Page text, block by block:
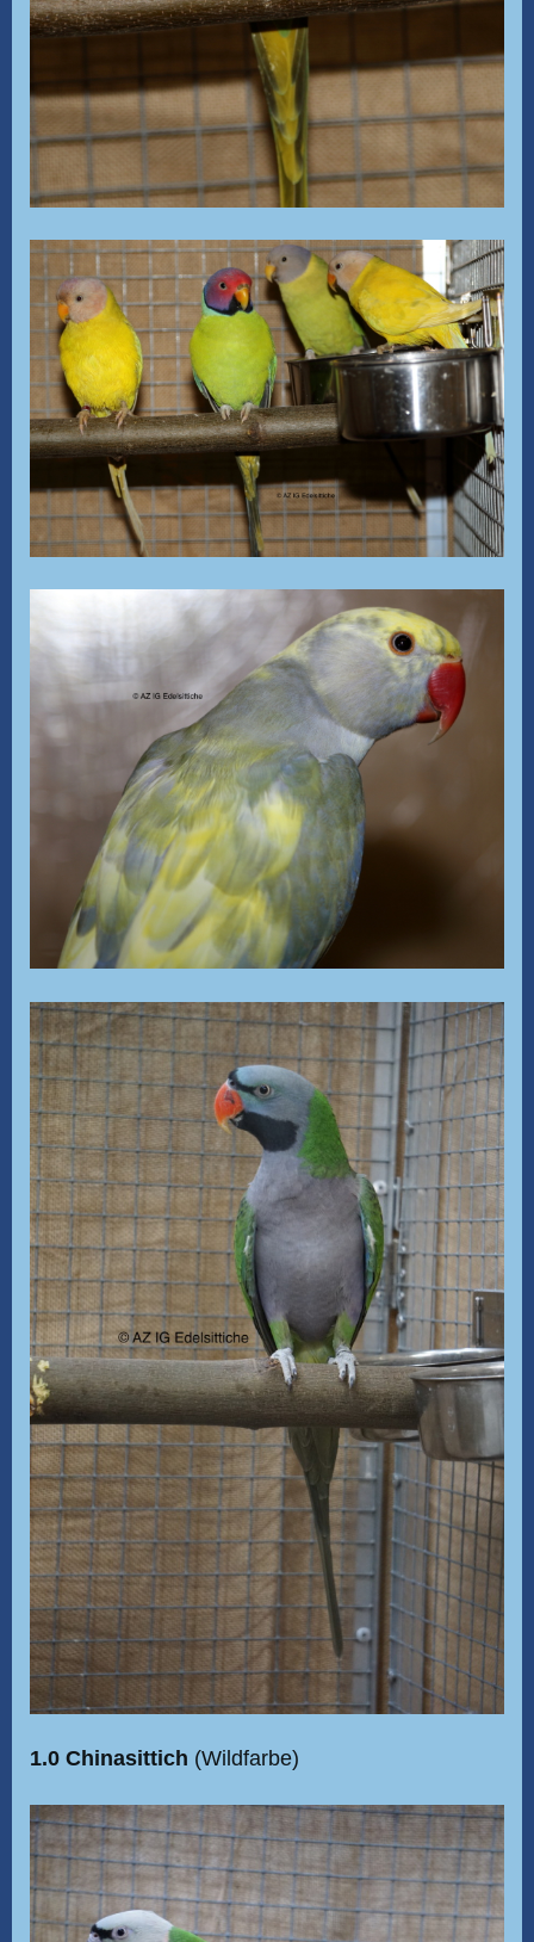
1.0 Chinasittich (Wildfarbe)